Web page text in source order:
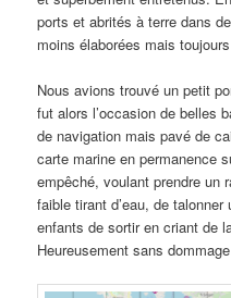
ports et abrités à terre dans
moins élaborées mais
Nous avions trouvé un petit
fut alors l’occasion de belles
de navigation mais pavé de
carte marine en permanence
empêché, voulant prendre un
faible tirant d’eau, de
enfants de sortir en criant de
Heureusement sans